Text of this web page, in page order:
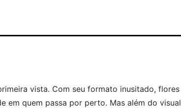
vista. Com seu formato inusitado, flores
em quem passa por perto. Mas além do visual